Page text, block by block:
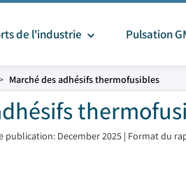
de l'industrie Pulsation
Marché des adhésifs thermofusibles
publication: December 2025 | Format du